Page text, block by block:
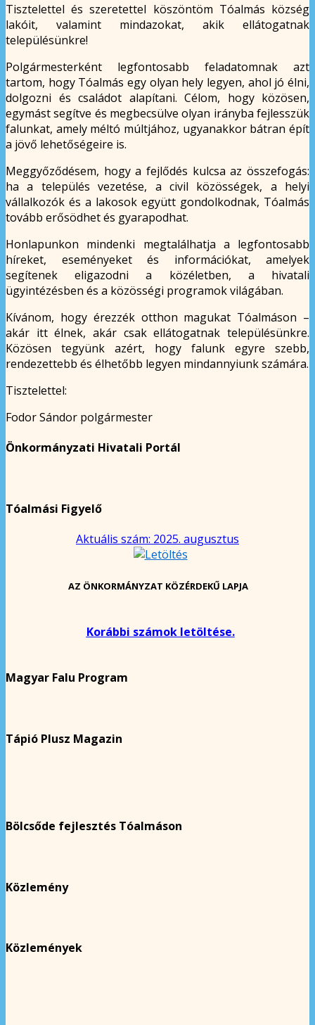
Tisztelettel és szeretettel köszöntöm Tóalmás község
lakóit, valamint mindazokat, akik ellátogatnak
településünkre!
Polgármesterként legfontosabb feladatomnak azt
tartom, hogy Tóalmás egy olyan hely legyen, ahol jó élni,
dolgozni és családot alapítani. Célom, hogy közösen,
egymást segítve és megbecsülve olyan irányba fejlesszük
falunkat, amely méltó múltjához, ugyanakkor bátran épít
a jövő lehetőségeire is.
Meggyőződésem, hogy a fejlődés kulcsa az összefogás:
ha a település vezetése, a civil közösségek, a helyi
vállalkozók és a lakosok együtt gondolkodnak, Tóalmás
tovább erősödhet és gyarapodhat.
Honlapunkon mindenki megtalálhatja a legfontosabb
híreket, eseményeket és információkat, amelyek
segítenek eligazodni a közéletben, a hivatali
ügyintézésben és a közösségi programok világában.
Kívánom, hogy érezzék otthon magukat Tóalmáson –
akár itt élnek, akár csak ellátogatnak településünkre.
Közösen tegyünk azért, hogy falunk egyre szebb,
rendezettebb és élhetőbb legyen mindannyiunk számára.
Tisztelettel:
Fodor Sándor polgármester
Önkormányzati Hivatali Portál
Tóalmási Figyelő
Aktuális szám: 2025. augusztus
AZ ÖNKORMÁNYZAT KÖZÉRDEKŰ LAPJA
Korábbi számok letöltése.
Magyar Falu Program
Tápió Plusz Magazin
Bölcsőde fejlesztés Tóalmáson
Közlemény
Közlemények